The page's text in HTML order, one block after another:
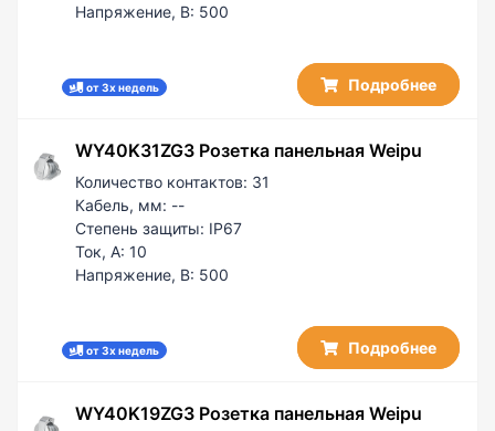
Напряжение, В: 500
от 3х недель Подробнее
WY40K31ZG3 Розетка панельная Weipu
Количество контактов: 31
Кабель, мм: --
Степень защиты: IP67
Ток, А: 10
Напряжение, В: 500
от 3х недель Подробнее
WY40K19ZG3 Розетка панельная Weipu